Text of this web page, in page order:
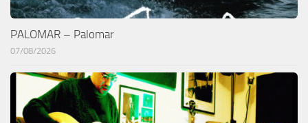
PALOMAR – Palomar
07/08/2026